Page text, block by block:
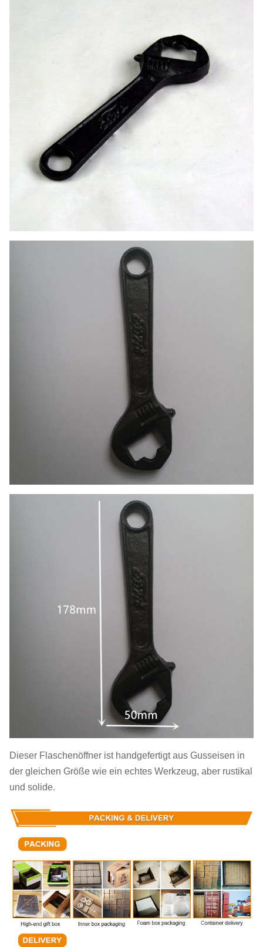
Dieser Flaschenöffner ist handgefertigt aus Gusseisen in
der gleichen Größe wie ein echtes Werkzeug, aber rustikal
und solide.